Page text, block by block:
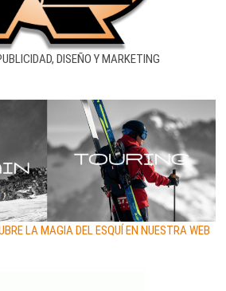
DISEÑO Y MARKETING
LA MAGIA DEL ESQUÍ EN NUESTRA WEB